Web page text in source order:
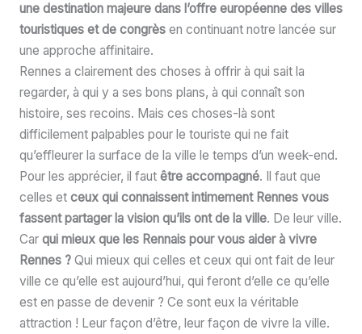
une destination majeure dans l’offre européenne des villes
touristiques et de congrèsen continuant notre lancée sur
une approche affinitaire.
Rennes a clairement des choses à offrir à qui sait la
regarder, à qui y a ses bons plans, à qui connaît son
histoire, ses recoins. Mais ces choses-là sont
difficilement palpables pour le touriste qui ne fait
qu’effleurer la surface de la ville le temps d’un week-end.
Pour les apprécier, il faut être accompagné. Il faut que
celles et ceux qui connaissent intimement Rennes vous
fassent partager la vision qu’ils ont de la ville. De leur ville.
Car qui mieux que les Rennais pour vous aider à vivre
Rennes ?Qui mieux qui celles et ceux qui ont fait de leur
ville ce qu’elle est aujourd’hui, qui feront d’elle ce qu’elle
est en passe de devenir ? Ce sont eux la véritable
attraction ! Leur façon d’être, leur façon de vivre la ville.